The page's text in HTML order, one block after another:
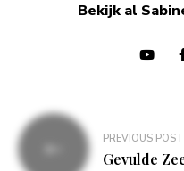
Bekijk al
Bericht
navigatie
PREVIOUS POST
Gevulde